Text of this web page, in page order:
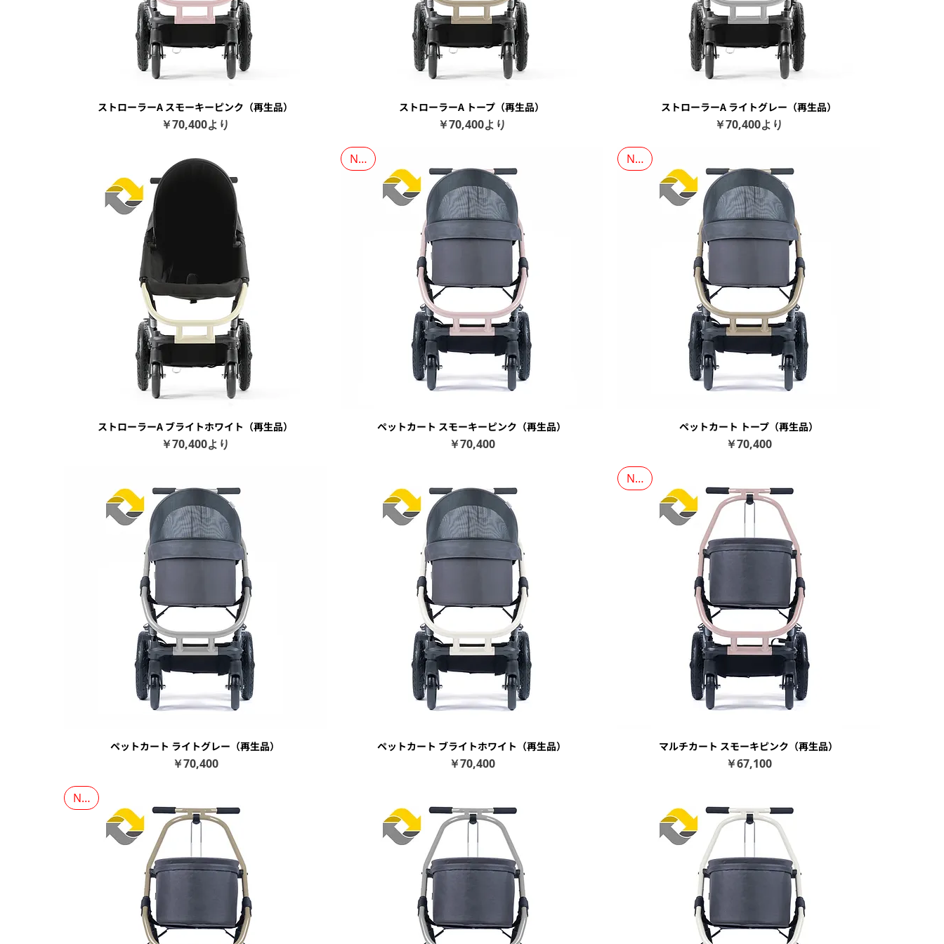
クイックビュー
ストローラーA スモーキーピンク（再生品）
￥70,400より
セール価格
クイックビュー
ストローラーA トープ（再生品）
￥70,400より
セール価格
クイックビュー
ストローラーA ライトグレー（再生品）
￥70,400より
セール価格
クイックビュー
ストローラーA ブライトホワイト（再生品）
￥70,400より
セール価格
クイックビュー
NEW
ペットカート スモーキーピンク（再生品）
価格
￥70,400
クイックビュー
NEW
ペットカート トープ（再生品）
価格
￥70,400
クイックビュー
ペットカート ライトグレー（再生品）
価格
￥70,400
クイックビュー
ペットカート ブライトホワイト（再生品）
価格
￥70,400
クイックビュー
NEW
マルチカート スモーキピンク（再生品）
価格
￥67,100
NEW